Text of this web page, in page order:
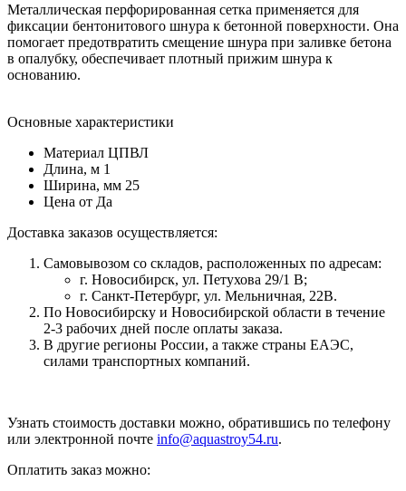
Металлическая перфорированная сетка применяется для
фиксации бентонитового шнура к бетонной поверхности. Она
помогает предотвратить смещение шнура при заливке бетона
в опалубку, обеспечивает плотный прижим шнура к
основанию.
Основные характеристики
Материал ЦПВЛ
Длина, м 1
Ширина, мм 25
Цена от Да
Доставка заказов осуществляется:
Самовывозом со складов, расположенных по адресам:
г. Новосибирск, ул. Петухова 29/1 В;
г. Санкт-Петербург, ул. Мельничная, 22В.
По Новосибирску и Новосибирской области в течение
2-3 рабочих дней после оплаты заказа.
В другие регионы России, а также страны ЕАЭС,
силами транспортных компаний.
Узнать стоимость доставки можно, обратившись по телефону
или электронной почте info@aquastroy54.ru.
Оплатить заказ можно: